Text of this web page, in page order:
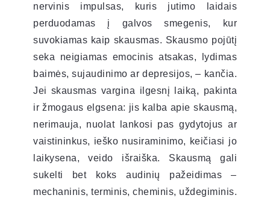
nervinis impulsas, kuris jutimo laidais
perduodamas į galvos smegenis, kur
suvokiamas kaip skausmas. Skausmo pojūtį
seka neigiamas emocinis atsakas, lydimas
baimės, sujaudinimo ar depresijos, – kančia.
Jei skausmas vargina ilgesnį laiką, pakinta
ir žmogaus elgsena: jis kalba apie skausmą,
nerimauja, nuolat lankosi pas gydytojus ar
vaistininkus, ieško nusiraminimo, keičiasi jo
laikysena, veido išraiška. Skausmą gali
sukelti bet koks audinių pažeidimas –
mechaninis, terminis, cheminis, uždegiminis.